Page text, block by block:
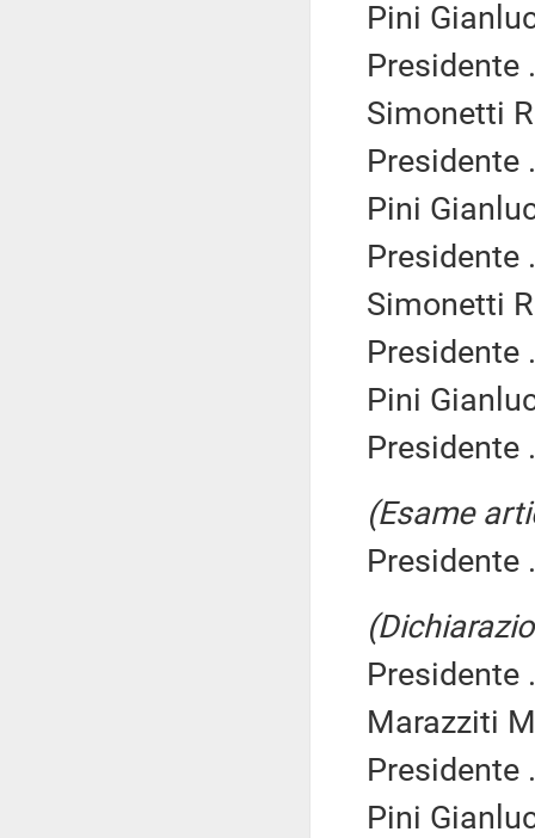
Pini
Presidente
Simonetti
Presidente
Pini
Presidente
Simonetti
Presidente
Pini
Presidente
(Esame
Presidente
Presidente
Marazziti
Presidente
Pini